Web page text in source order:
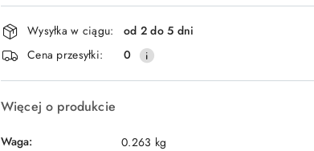
Dostępność
i
dostawa
Wysyłka w ciągu:
od 2 do 5 dni
Cena przesyłki:
0
Więcej o produkcie
Waga: 0.263 kg